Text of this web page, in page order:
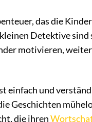
das die
Detektive sind
motivieren,
einfach und
Geschichten
die ihren